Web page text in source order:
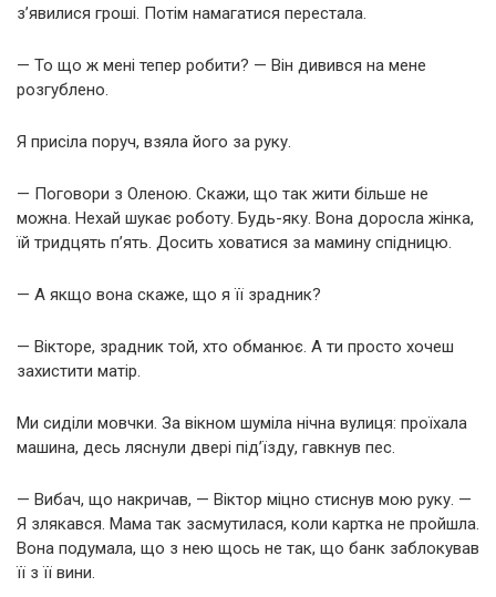
з’явилися гроші. Потім намагатися перестала.
— То що ж мені тепер робити? — Він дивився на мене
розгублено.
Я присіла поруч, взяла його за руку.
— Поговори з Оленою. Скажи, що так жити більше не
можна. Нехай шукає роботу. Будь-яку. Вона доросла жінка,
їй тридцять п’ять. Досить ховатися за мамину спідницю.
— А якщо вона скаже, що я її зрадник?
— Вікторе, зрадник той, хто обманює. А ти просто хочеш
захистити матір.
Ми сиділи мовчки. За вікном шуміла нічна вулиця: проїхала
машина, десь ляснули двері під’їзду, гавкнув пес.
— Вибач, що накричав, — Віктор міцно стиснув мою руку. —
Я злякався. Мама так засмутилася, коли картка не пройшла.
Вона подумала, що з нею щось не так, що банк заблокував
її з її вини.